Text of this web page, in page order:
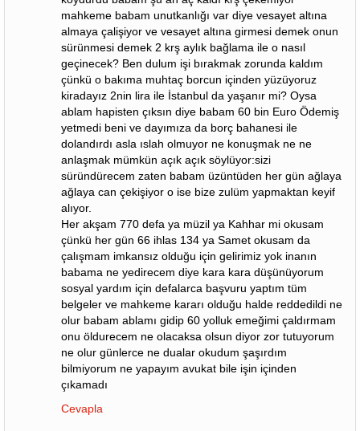
mahkeme babam unutkanlığı var diye vesayet altına
almaya çalişiyor ve vesayet altına girmesi demek onun
sürünmesi demek 2 krş aylık bağlama ile o nasıl
geçinecek? Ben dulum işi bırakmak zorunda kaldım
çünkü o bakıma muhtaç borcun içinden yüzüyoruz
kiradayız 2nin lira ile İstanbul da yaşanır mi? Oysa
ablam hapisten çıksın diye babam 60 bin Euro Ödemiş
yetmedi beni ve dayımıza da borç bahanesi ile
dolandırdı asla ıslah olmuyor ne konuşmak ne ne
anlaşmak mümkün açık açık söylüyor:sizi
süründürecem zaten babam üzüntüden her gün ağlaya
ağlaya can çekişiyor o ise bize zulüm yapmaktan keyif
alıyor.
Her akşam 770 defa ya müzil ya Kahhar mi okusam
çünkü her gün 66 ihlas 134 ya Samet okusam da
çalışmam imkansız olduğu için gelirimiz yok inanın
babama ne yedirecem diye kara kara düşünüyorum
sosyal yardım için defalarca başvuru yaptım tüm
belgeler ve mahkeme kararı olduğu halde reddedildi ne
olur babam ablamı gidip 60 yolluk emeğimi çaldırmam
onu öldurecem ne olacaksa olsun diyor zor tutuyorum
ne olur günlerce ne dualar okudum şaşırdım
bilmiyorum ne yapayım avukat bile işin içinden
çıkamadı
Cevapla